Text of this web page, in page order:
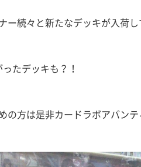
ー続々と新たなデッキが入荷し
たデッキも？！
の方は是非カードラボアバン